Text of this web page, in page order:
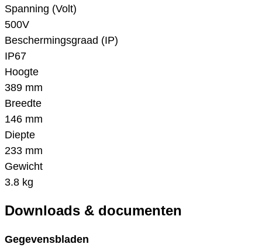
Spanning (Volt)
500V
Beschermingsgraad (IP)
IP67
Hoogte
389 mm
Breedte
146 mm
Diepte
233 mm
Gewicht
3.8 kg
Downloads & documenten
Gegevensbladen